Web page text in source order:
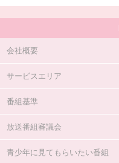
会社概要
サービスエリア
番組基準
放送番組審議会
青少年に見てもらいたい番組